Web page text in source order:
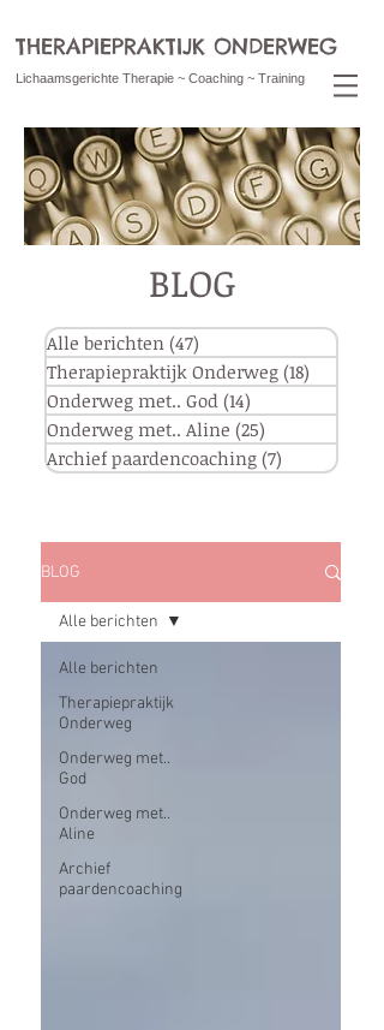
Lichaamsgerichte Therapie ~ Coaching ~ Training
THERAPIEPRAKTIJK ONDERWEG
BLOG
Alle berichten (47)
Therapiepraktijk Onderweg (18)
Onderweg met.. God (14)
Onderweg met.. Aline (25)
Archief paardencoaching (7) 7 posts
BLOG
Alle berichten
Therapiepraktijk
Onderweg
Onderweg met..
God
Onderweg met..
Aline
Archief
paardencoaching
Alle berichten